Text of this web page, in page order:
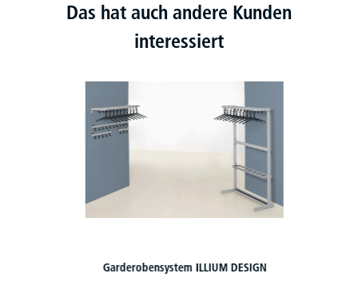
Das hat auch andere Kunden
interessiert
Garderobensystem ILLIUM DESIGN